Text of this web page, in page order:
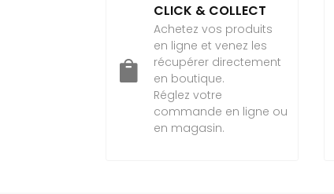

CLICK & COLLECT
Achetez vos produits
en ligne et venez les
récupérer directement
en boutique.
Réglez votre
commande en ligne ou
en magasin.